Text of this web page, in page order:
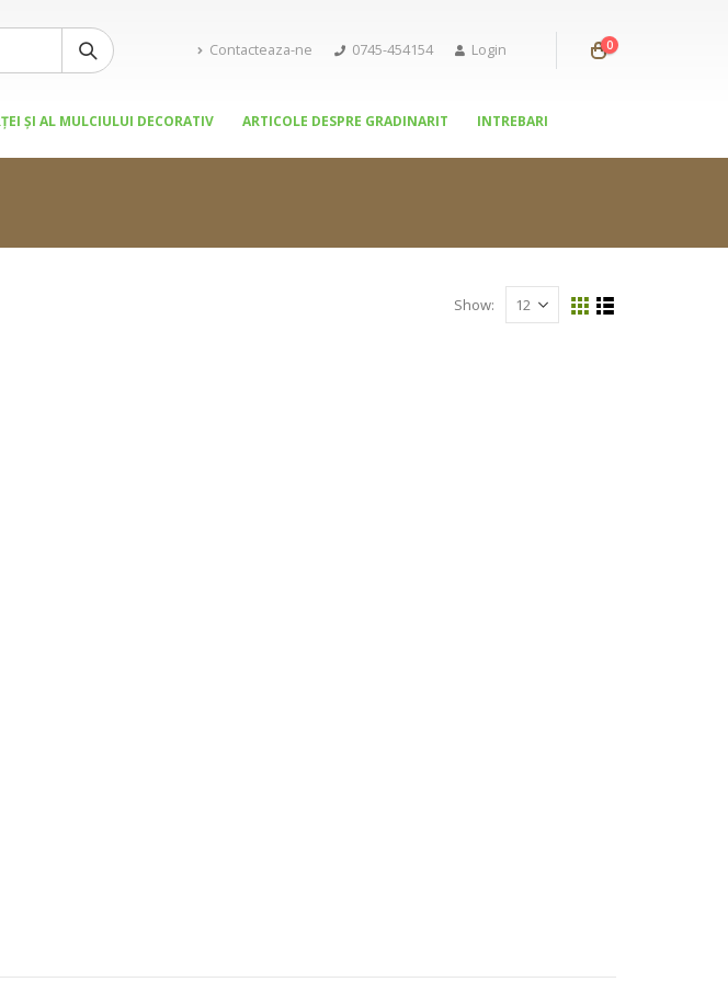
Contacteaza-ne 0745-454154 Login 0
ȘI AL MULCIULUI DECORATIV ARTICOLE DESPRE GRADINARIT INTREBARI
Show: